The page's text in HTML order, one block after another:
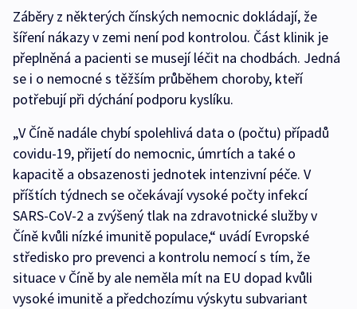
Záběry z některých čínských nemocnic dokládají, že
šíření nákazy v zemi není pod kontrolou. Část klinik je
přeplněná a pacienti se musejí léčit na chodbách. Jedná
se i o nemocné s těžším průběhem choroby, kteří
potřebují při dýchání podporu kyslíku.
„V Číně nadále chybí spolehlivá data o (počtu) případů
covidu-19, přijetí do nemocnic, úmrtích a také o
kapacitě a obsazenosti jednotek intenzivní péče. V
příštích týdnech se očekávají vysoké počty infekcí
SARS-CoV-2 a zvýšený tlak na zdravotnické služby v
Číně kvůli nízké imunitě populace,“ uvádí Evropské
středisko pro prevenci a kontrolu nemocí s tím, že
situace v Číně by ale neměla mít na EU dopad kvůli
vysoké imunitě a předchozímu výskytu subvariant